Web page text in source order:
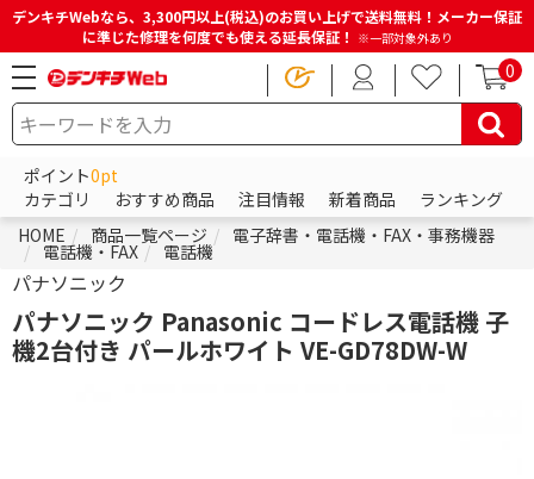
デンキチWebなら、3,300円以上(税込)のお買い上げで送料無料！メーカー保証
に準じた修理を何度でも使える延長保証！ ※一部対象外あり
0
ポイント0pt
カテゴリ
おすすめ商品 注目情報 新着商品
ランキング
HOME
商品一覧ページ 電子辞書・電話機・FAX・事務機器
電話機・FAX 電話機
パナソニック
パナソニック Panasonic コードレス電話機 子
機2台付き パールホワイト VE-GD78DW-W